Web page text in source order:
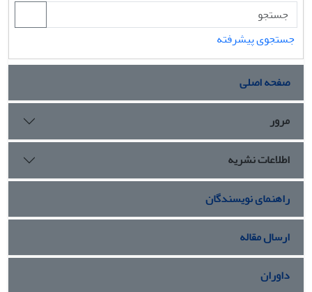
جستجوی پیشرفته
صفحه اصلی
مرور
اطلاعات نشریه
راهنمای نویسندگان
ارسال مقاله
داوران